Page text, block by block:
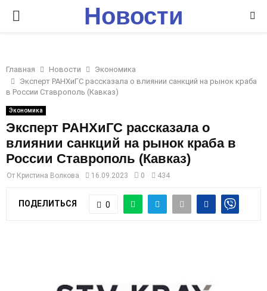
P
I
M
A
R
Y
Новости
Главная Новости
Экономика
Эксперт РАНХиГС рассказала о влиянии санкций на рынок краба
в России Ставрополь (Кавказ)
Экономика
Эксперт РАНХиГС рассказала о
влиянии санкций на рынок краба в
России Ставрополь (Кавказ)
От Кристина Волкова 16.09.2023 0 434
ПОДЕЛИТЬСЯ 0